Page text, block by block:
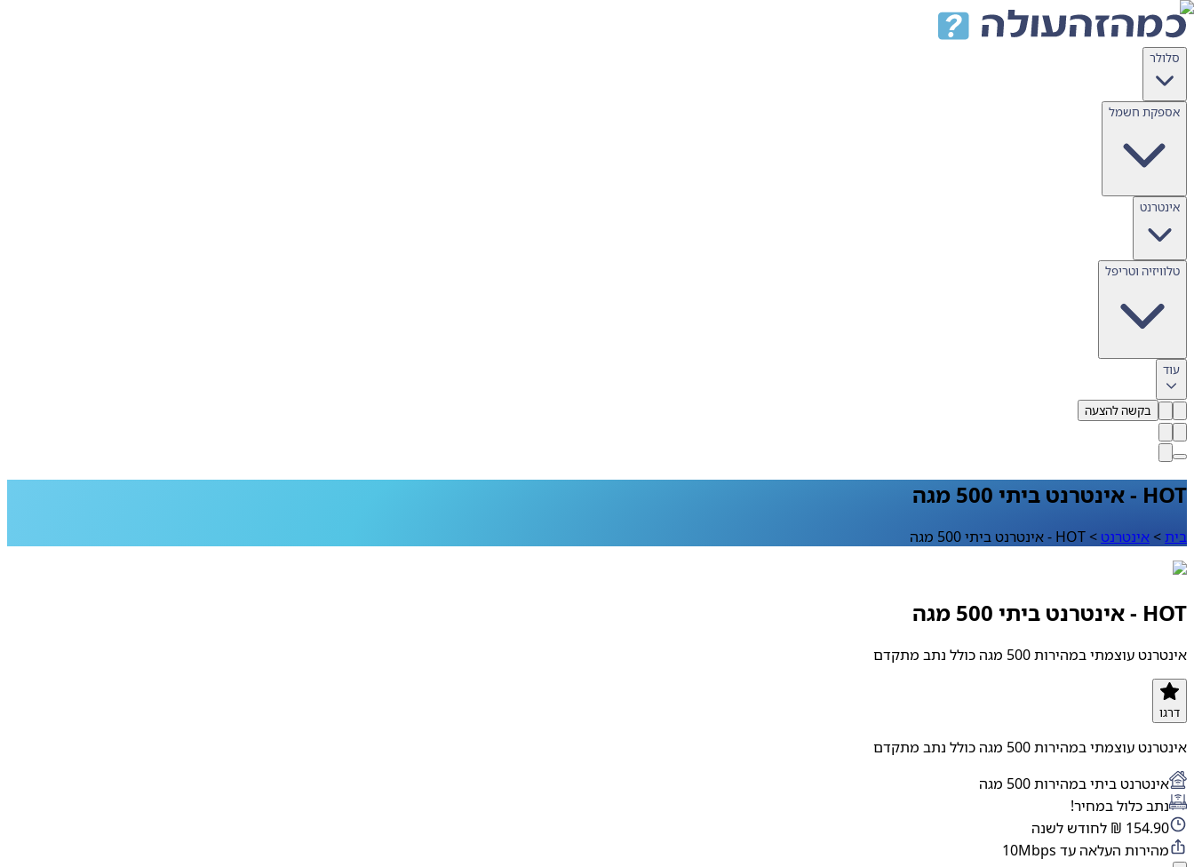
דלג לתוכן
סלולר
אספקת חשמל
אינטרנט
טלוויזיה וטריפל
עוד
בקשה להצעה
HOT - אינטרנט ביתי 500 מגה
בית>אינטרנט >HOT - אינטרנט ביתי 500 מגה
HOT - אינטרנט ביתי 500 מגה
אינטרנט עוצמתי במהירות 500 מגה כולל נתב מתקדם
דרגו
אינטרנט עוצמתי במהירות 500 מגה כולל נתב מתקדם
אינטרנט ביתי במהירות 500 מגה
נתב כלול במחיר!
154.90 ₪ לחודש לשנה
מהירות העלאה עד 10Mbps